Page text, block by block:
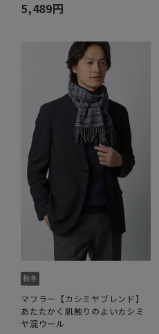
5,489円
マフラー【カシミヤブレンド】
あたたかく肌触りのよいカシミ
ヤ混ウール